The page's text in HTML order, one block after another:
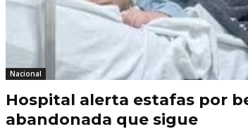
Nacional
Hospital alerta estafas por
abandonada que sigue